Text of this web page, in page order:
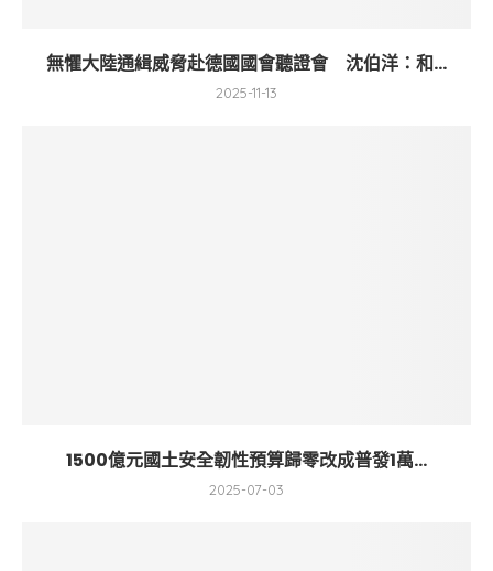
無懼大陸通緝威脅赴德國國會聽證會 沈伯洋：和...
2025-11-13
1500億元國土安全韌性預算歸零改成普發1萬...
2025-07-03